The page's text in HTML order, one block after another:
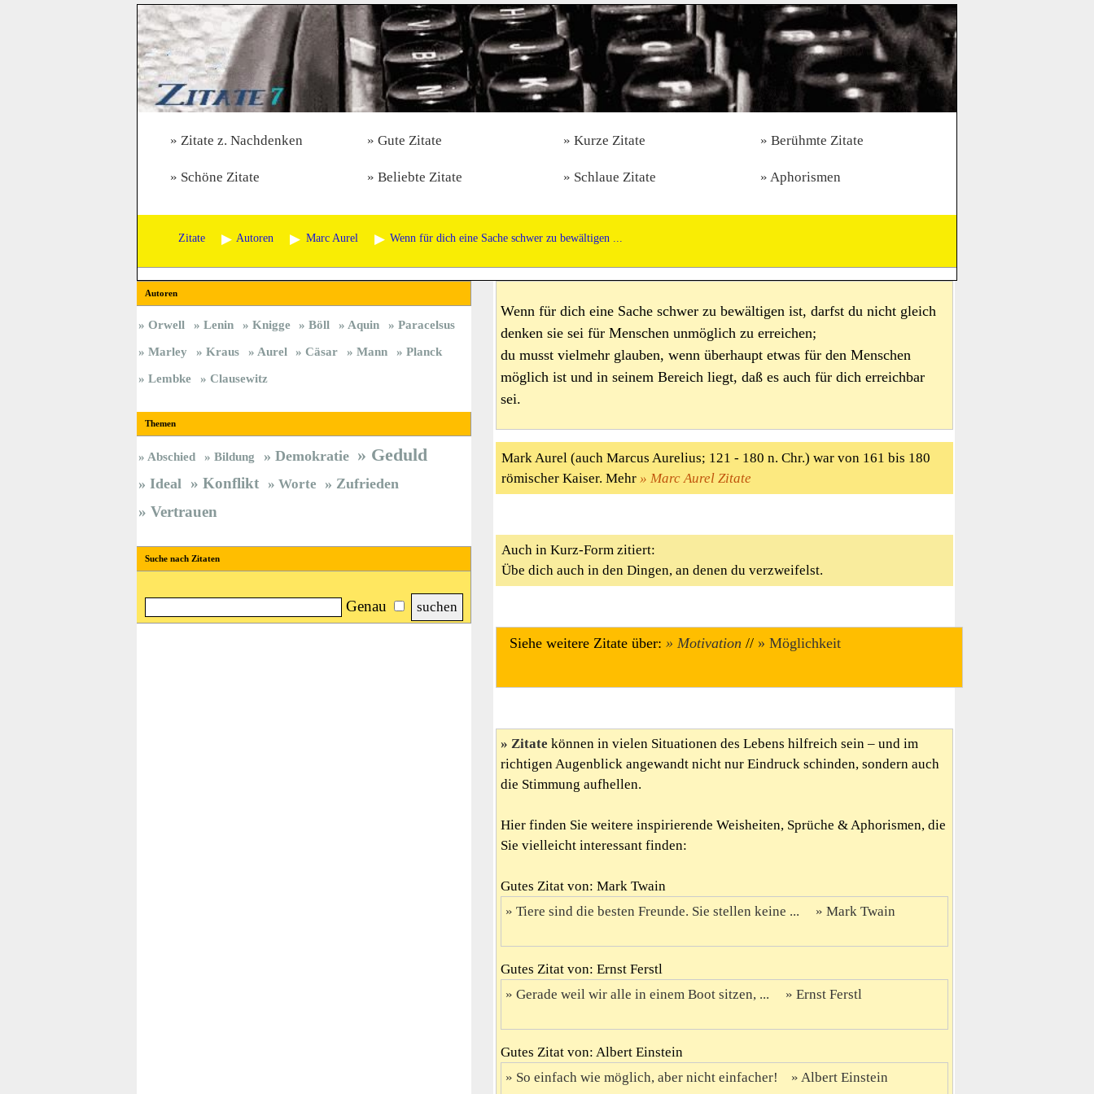
Zitate z. Nachdenken Gute Zitate Kurze Zitate Berühmte Zitate
Schöne Zitate Beliebte Zitate Schlaue Zitate Aphorismen
Zitate Autoren Marc Aurel Wenn für dich eine Sache schwer zu bewältigen ...
Wenn für dich eine Sache schwer zu bewältigen ist, darfst du nicht gleich
denken sie sei für Menschen unmöglich zu erreichen;
du musst vielmehr glauben, wenn überhaupt etwas für den Menschen
möglich ist und in seinem Bereich liegt, daß es auch für dich erreichbar
sei.
Mark Aurel (auch Marcus Aurelius; 121 - 180 n. Chr.) war von 161 bis 180
römischer Kaiser. Mehr
Marc Aurel Zitate
Auch in Kurz-Form zitiert:
Übe dich auch in den Dingen, an denen du verzweifelst.
Siehe weitere Zitate über: Motivation // Möglichkeit
Zitate können in vielen Situationen des Lebens hilfreich sein – und im
richtigen Augenblick angewandt nicht nur Eindruck schinden, sondern auch
die Stimmung aufhellen.
Hier finden Sie weitere inspirierende Weisheiten, Sprüche & Aphorismen, die
Sie vielleicht interessant finden:
Gutes Zitat von: Mark Twain
Tiere sind die besten Freunde. Sie stellen keine ...
Mark Twain
Gutes Zitat von: Ernst Ferstl
Gerade weil wir alle in einem Boot sitzen, ...
Ernst Ferstl
Gutes Zitat von: Albert Einstein
So einfach wie möglich, aber nicht einfacher!
Albert Einstein
Autoren
Orwell Lenin Knigge Böll Aquin
Paracelsus
Marley
Kraus Aurel Cäsar Mann
Planck
Lembke
Clausewitz
Themen
Abschied Bildung Demokratie Geduld
Ideal Konflikt Worte Zufrieden
Vertrauen
Suche nach Zitaten
Genau